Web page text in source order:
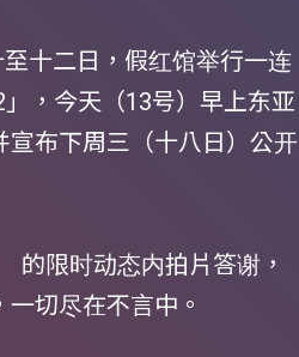
十二日，假红馆举行一连
，今天（13号）早上东亚
布下周三（十八日）公开
的限时动态内拍片答谢，
切尽在不言中。